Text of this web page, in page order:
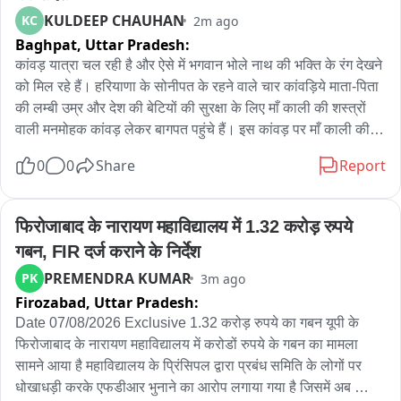
KC KULDEEP CHAUHAN 2m ago
Baghpat, Uttar Pradesh:
कांवड़ यात्रा चल रही है और ऐसे में भगवान भोले नाथ की भक्ति के रंग देखने
को मिल रहे हैं। हरियाणा के सोनीपत के रहने वाले चार कांवड़िये माता-पिता
की लम्बी उम्र और देश की बेटियों की सुरक्षा के लिए माँ काली की शस्त्रों
वाली मनमोहक कांवड़ लेकर बागपत पहुंचे हैं। इस कांवड़ पर माँ काली की
हरियाणा राज्य के सोनीपत जनपद बहालगढ़ के रहने वाले चार कांवड़िये
की सुरक्षा के लिए भगवान भोलेनाथ की कांवड़ लेने के लिए हरिद्वार पहुंचे थे
और उन्होंने पीतल की एक अनोखी कांवड़ तैयार कराई, जिसपर माँ काली की
तस्वीर और पीतल के माँ काली का शस्त्र, पीतल का गदा और त्रिशूल
लगाया गया और 12 लीटर गंगाजल लेकर अपने गणतंव्य की पैदल चल दिए।
यह अनोखी और मनमोहक माँ काली वाली कांवड़ आज जब बागपत जनपद के
भड़ल बॉर्डर पहुंची तो देखने के लिए लोगों का ताँता लग गया। वहीं काँवड़ियों
का कहना है कि वे अपनी माता-पिता की लम्बी उम्र के लिए कांवड़ लाए हैं
और माँ काली की शस्त्रों वाली कांवड़ इसलिए लाए हैं ताकि बेटियाँ
आत्मनिर्भर बने और बेटियाँ सुरक्षित रहे।
0 0 Share Report
फिरोजाबाद के नारायण महाविद्यालय में 1.32 करोड़ रुपये
गबन, FIR दर्ज कराने के निर्देश
PK PREMENDRA KUMAR 3m ago
Firozabad, Uttar Pradesh:
Date 07/08/2026 Exclusive 1.32 करोड़ रुपये का गबन यूपी के
फिरोजाबाद के नारायण महाविद्यालय में करोडों रुपये के गबन का मामला
सामने आया है महाविद्यालय के प्रिंसिपल द्वारा प्रबंध समिति के लोगों पर
धोखाधड़ी करके एफडीआर भुनाने का आरोप लगाया गया है जिसमें अब